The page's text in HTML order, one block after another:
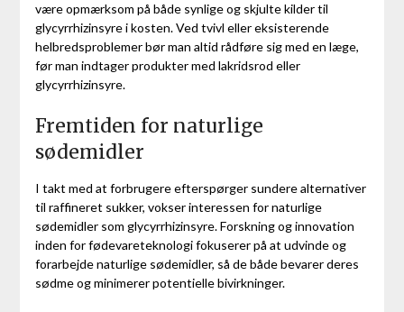
være opmærksom på både synlige og skjulte kilder til
glycyrrhizinsyre i kosten. Ved tvivl eller eksisterende
helbredsproblemer bør man altid rådføre sig med en læge,
før man indtager produkter med lakridsrod eller
glycyrrhizinsyre.
Fremtiden for naturlige
sødemidler
I takt med at forbrugere efterspørger sundere alternativer
til raffineret sukker, vokser interessen for naturlige
sødemidler som glycyrrhizinsyre. Forskning og innovation
inden for fødevareteknologi fokuserer på at udvinde og
forarbejde naturlige sødemidler, så de både bevarer deres
sødme og minimerer potentielle bivirkninger.